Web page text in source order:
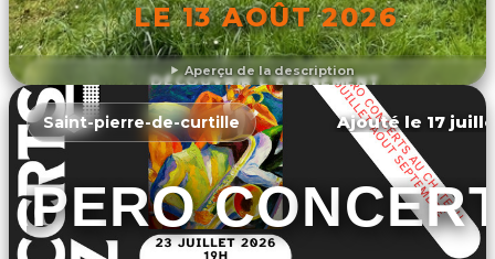
Aperçu de la description
LE 13 AOÛT 2026
DÉCOUVRIR L'ÉVÉNEMENT
Saint-pierre-de-curtille Ajouté le 17